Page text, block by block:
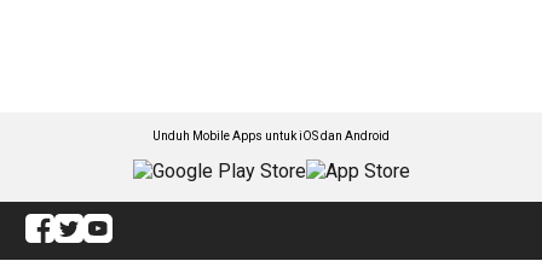
Unduh Mobile Apps untuk iOS dan Android